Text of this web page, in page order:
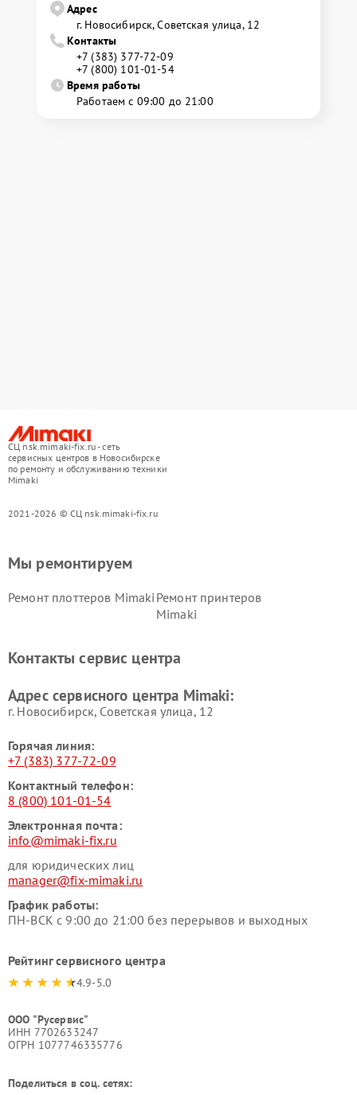
Адрес
г. Новосибирск, Советская улица, 12
Контакты
+7 (383) 377-72-09
+7 (800) 101-01-54
Время работы
Работаем с 09:00 до 21:00
СЦ nsk.mimaki-fix.ru - сеть
сервисных центров в Новосибирске
по ремонту и обслуживанию техники
Mimaki
2021-2026 © СЦ nsk.mimaki-fix.ru
Мы ремонтируем
Ремонт плоттеров Mimaki Ремонт принтеров
Mimaki
Контакты сервис центра
Адрес сервисного центра Mimaki:
г. Новосибирск, Советская улица, 12
Горячая линия:
+7 (383) 377-72-09
Контактный телефон:
8 (800) 101-01-54
Электронная почта:
info@mimaki-fix.ru
для юридических лиц
manager@fix-mimaki.ru
График работы:
ПН-ВСК с 9:00 до 21:00 без перерывов и выходных
Рейтинг сервисного центра
4.9-5.0
ООО "Русервис"
ИНН 7702633247
ОГРН 1077746335776
Поделиться в соц. сетях: